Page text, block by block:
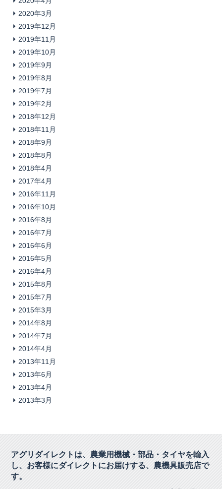
2020年3月
2019年12月
2019年11月
2019年10月
2019年9月
2019年8月
2019年7月
2019年2月
2018年12月
2018年11月
2018年9月
2018年8月
2018年4月
2017年4月
2016年11月
2016年10月
2016年8月
2016年7月
2016年6月
2016年5月
2016年4月
2015年8月
2015年7月
2015年3月
2014年8月
2014年7月
2014年4月
2013年11月
2013年6月
2013年4月
2013年3月
アグリダイレクトは、農業用機械・部品・タイヤを輸入
し、 お客様にダイレクトにお届けする、農機具販売店で
す。